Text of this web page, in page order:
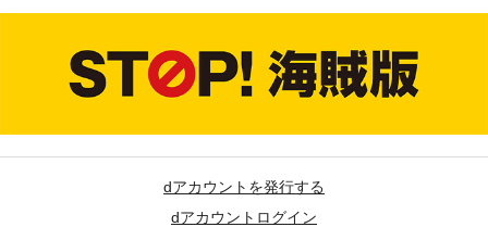
dアカウントを発行する
dアカウントログイン